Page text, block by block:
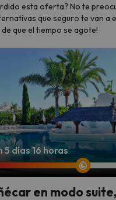
esta oferta? No te
que seguro te van a
que el tiempo se agote!
5 días 16 horas
en modo